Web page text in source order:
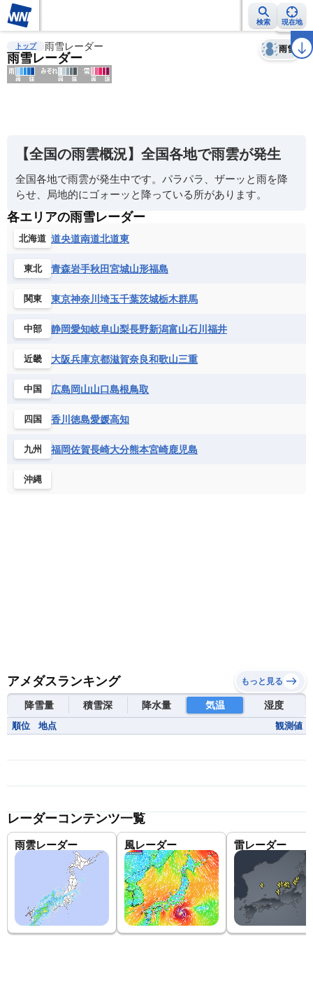
検索 現在地
雨雲レーダー 台風情報 2週間天気 ラ
トップ 雨雪レーダー
雨雪レーダー
雨雪
天気 台風
【全国の雨雲概況】全国各地で雨雲が発生
全国各地で雨雲が発生中です。パラパラ、ザーッと雨を降
らせ、局地的にゴォーッと降っている所があります。
各エリアの雨雪レーダー
北海道 道央道南道北道東
東北 青森岩手秋田宮城山形福島
関東 東京神奈川 埼玉千葉茨城栃木群馬
中部 静岡愛知岐阜山梨長野新潟富山石川 福井
近畿 大阪兵庫京都滋賀奈良和歌山三重
中国 広島岡山山口島根鳥取
四国 香川 徳島愛媛高知
九州 福岡佐賀長崎大分熊本宮崎鹿児島
沖縄
アメダスランキング もっと見る
降雪量 積雪深 降水量 気温 湿度
順位 地点 観測値
レーダーコンテンツ一覧
雨雲レーダー 風レーダー 雷レーダー